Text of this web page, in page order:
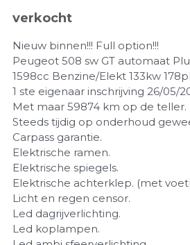
verkocht
Nieuw binnen!!! Full option!!!
Peugeot 508 sw GT automaat
1598cc Benzine/Elekt 133kw
1 ste eigenaar inschrijving 26/05/
Met maar 59874 km op de teller.
Steeds tijdig op onderhoud
Carpass garantie.
Elektrische ramen.
Elektrische spiegels.
Elektrische achterklep. (met
Licht en regen censor.
Led dagrijverlichting.
Led koplampen.